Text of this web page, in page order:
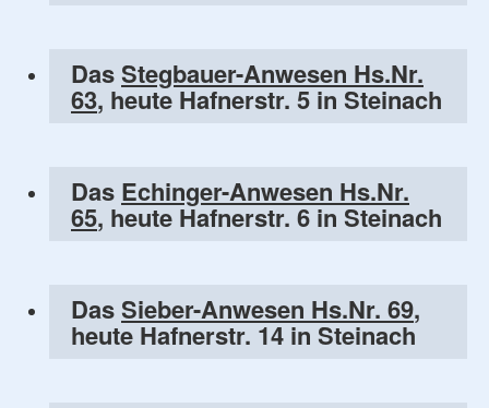
DasStegbauer-Anwesen Hs.Nr.
63, heute Hafnerstr. 5 in Steinach
Das Echinger-Anwesen Hs.Nr.
65, heute Hafnerstr. 6 in Steinach
DasSieber-Anwesen Hs.Nr. 69,
heute Hafnerstr. 14 in Steinach